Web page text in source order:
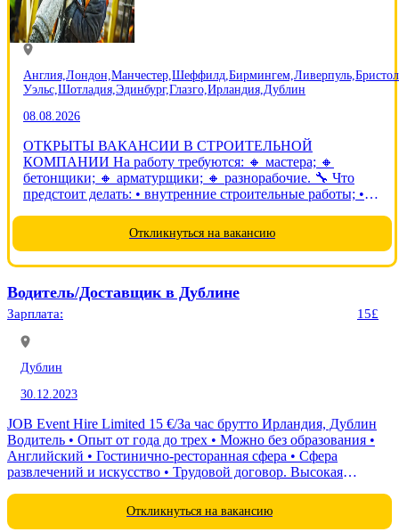
Англия, Лондон, Манчестер, Шеффилд, Бирмингем, Ливерпуль,
Уэльс, Шотладия, Эдинбург,Глазго, Ирландия, Дублин
08.08.2026
ОТКРЫТЫ ВАКАНСИИ В СТРОИТЕЛЬНОЙ
КОМПАНИИ На работу требуются: 🔸 мастера; 🔸
бетонщики; 🔸 арматурщики; 🔸 разнорабочие. 🔧 Что
предстоит делать: • внутренние строительные работы; •
Откликнуться на вакансию
Водитель/Доставщик в Дублине
Зарплата: 15£
Дублин
30.12.2023
JOB Event Hire Limited 15 €/За час брутто Ирландия, Дублин
Водитель • Опыт от года до трех • Можно без образования •
Английский • Гостинично-ресторанная сфера • Сфера
развлечений и искусство • Трудовой договор. Высокая
Откликнуться на вакансию